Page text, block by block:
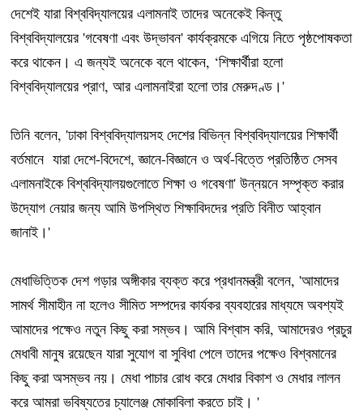
দেশেই যারা বিশ্ববিদ্যালয়ের এলামনাই তাদের অনেকেই কিন্তু
বিশ্ববিদ্যালয়ের 'গবেষণা এবং উদ্ভাবন' কার্যক্রমকে এগিয়ে নিতে পৃষ্ঠপোষকতা
করে থাকেন। এ জন্যই অনেকে বলে থাকেন, ‘শিক্ষার্থীরা হলো
বিশ্ববিদ্যালয়ের প্রাণ, আর এলামনাইরা হলো তার মেরুদণ্ড।'
তিনি বলেন, 'ঢাকা বিশ্ববিদ্যালয়সহ দেশের বিভিন্ন বিশ্ববিদ্যালয়ের শিক্ষার্থী
বর্তমানে যারা দেশে-বিদেশে, জ্ঞানে-বিজ্ঞানে ও অর্থ-বিত্তে প্রতিষ্ঠিত সেসব
এলামনাইকে বিশ্ববিদ্যালয়গুলোতে শিক্ষা ও গবেষণা' উন্নয়নে সম্পৃক্ত করার
উদ্যোগ নেয়ার জন্য আমি উপস্থিত শিক্ষাবিদদের প্রতি বিনীত আহ্বান
জানাই।'
মেধাভিত্তিক দেশ গড়ার অঙ্গীকার ব্যক্ত করে প্রধানমন্ত্রী বলেন, 'আমাদের
সামর্থ সীমাহীন না হলেও সীমিত সম্পদের কার্যকর ব্যবহারের মাধ্যমে অবশ্যই
আমাদের পক্ষেও নতুন কিছু করা সম্ভব। আমি বিশ্বাস করি, আমাদেরও প্রচুর
মেধাবী মানুষ রয়েছেন যারা সুযোগ বা সুবিধা পেলে তাদের পক্ষেও বিশ্বমানের
কিছু করা অসম্ভব নয়। মেধা পাচার রোধ করে মেধার বিকাশ ও মেধার লালন
করে আমরা ভবিষ্যতের চ্যালেঞ্জ মোকাবিলা করতে চাই। '